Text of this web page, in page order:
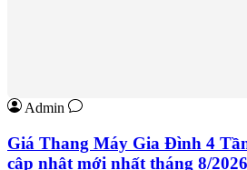
Admin
Giá Thang Máy Gia Đình 4
cập nhật mới nhất tháng 8/2026